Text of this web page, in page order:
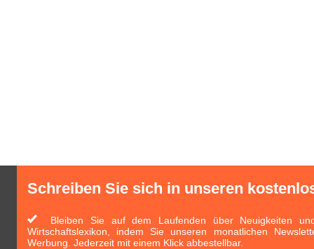
Schreiben Sie sich in unseren
Bleiben Sie auf dem Laufenden über Neuigkeiten
Wirtschaftslexikon, indem Sie unseren monatlichen
Werbung. Jederzeit mit einem Klick abbestellbar.